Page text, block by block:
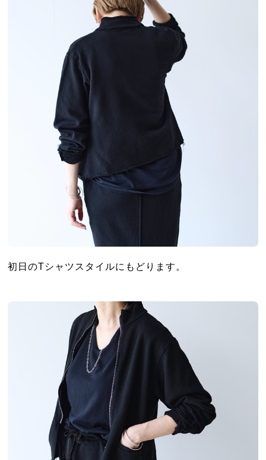
初日のTシャツスタイルにもどります。